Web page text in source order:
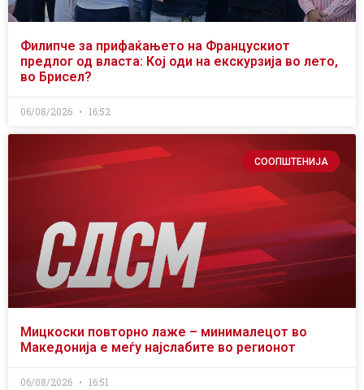
Филипче за прифаќањето на Францускиот
предлог од власта: Кој оди на екскурзија во лето,
во Брисел?
06/08/2026 16:52
СООПШТЕНИЈА
Мицкоски повторно лаже – минималецот во
Македонија е меѓу најслабите во регионот
06/08/2026 16:51